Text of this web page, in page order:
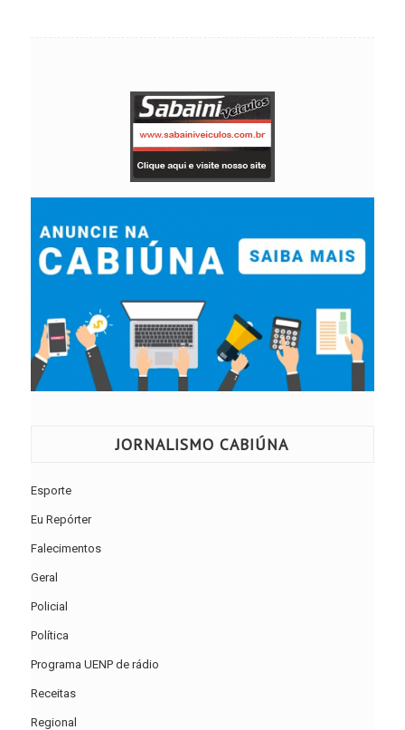
JORNALISMO CABIÚNA
Esporte
Eu Repórter
Falecimentos
Geral
Policial
Política
Programa UENP de rádio
Receitas
Regional